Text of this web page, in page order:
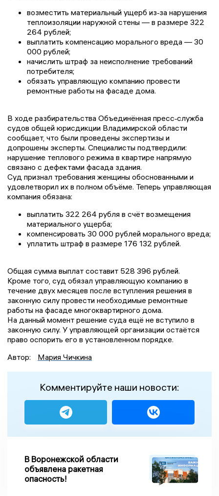
возместить материальный ущерб из‑за нарушения
теплоизоляции наружной стены — в размере 322
264 рублей;
выплатить компенсацию морального вреда — 30
000 рублей;
начислить штраф за неисполнение требований
потребителя;
обязать управляющую компанию провести
ремонтные работы на фасаде дома.
В ходе разбирательства Объединённая пресс‑служба
судов общей юрисдикции Владимирской области
сообщает, что были проведены экспертизы и
допрошены эксперты. Специалисты подтвердили:
нарушение теплового режима в квартире напрямую
связано с дефектами фасада здания.
Суд признал требования женщины обоснованными и
удовлетворил их в полном объёме. Теперь управляющая
компания обязана:
выплатить 322 264 рубля в счёт возмещения
материального ущерба;
компенсировать 30 000 рублей морального вреда;
уплатить штраф в размере 176 132 рублей.
Общая сумма выплат составит 528 396 рублей.
Кроме того, суд обязал управляющую компанию в
течение двух месяцев после вступления решения в
законную силу провести необходимые ремонтные
работы на фасаде многоквартирного дома.
На данный момент решение суда ещё не вступило в
законную силу. У управляющей организации остаётся
право оспорить его в установленном порядке.
Автор:
Мария Чичкина
Комментируйте наши новости:
В Воронежской области
объявлена ракетная
опасность!